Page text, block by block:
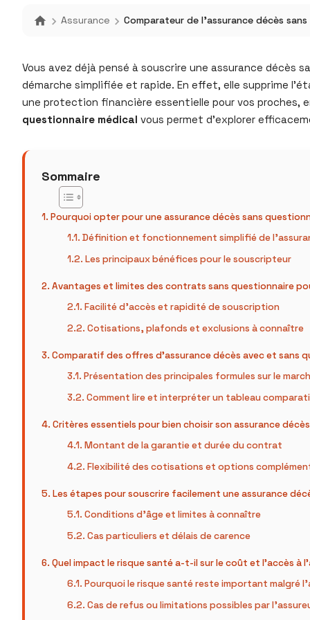
Assurance Comparateur de l’assurance décès
Vous avez déjà pensé à souscrire une assurance décès
démarche simplifiée et rapide. En effet, elle supprime
une protection financière essentielle pour vos proches,
questionnaire médical vous permet d’explorer
Sommaire
Pourquoi opter pour une assurance décès sans
Définition et fonctionnement simplifié de
Les principaux bénéfices pour le souscripteur
Avantages et limites des contrats sans questionnaire
Facilité d’accès et rapidité de souscription
Cotisations, plafonds et exclusions à connaître
Comparatif des offres d’assurance décès avec et sans
Présentation des principales formules sur le
Comment lire et interpréter un tableau
Critères essentiels pour bien choisir son assurance
Montant de la garantie et durée du contrat
Flexibilité des cotisations et options
Les étapes pour souscrire facilement une assurance
Conditions d’âge et limites à connaître
Cas particuliers et délais de carence
Quel impact le risque santé a-t-il sur le coût et l’accès à
Pourquoi le risque santé reste important malgré
Cas de refus ou limitations possibles par